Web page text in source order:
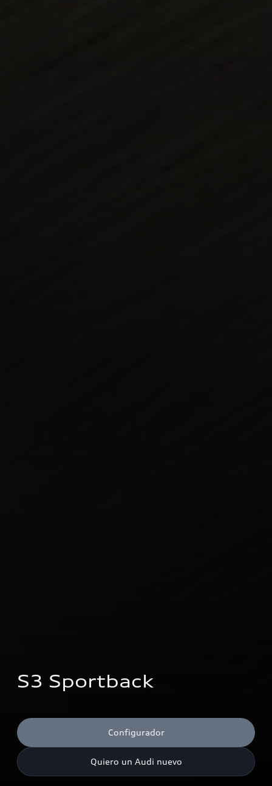
S3 Sportback
Configurador
Quiero un Audi nuevo